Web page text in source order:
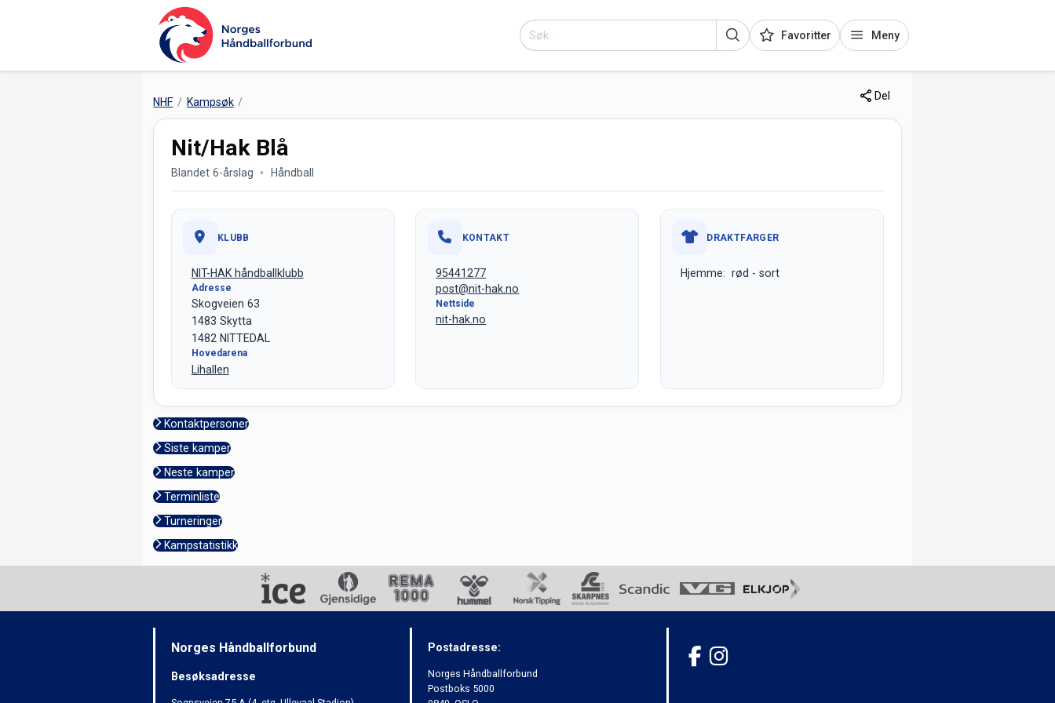
Favoritter Meny
NHF Kampsøk Del
Nit/Hak Blå
Blandet 6-årslag Håndball
KLUBB
NIT-HAK håndballklubb
Adresse
Skogveien 63
1483 Skytta
1482 NITTEDAL
Hovedarena
Lihallen
KONTAKT
95441277
post@nit-hak.no
Nettside
nit-hak.no
DRAKTFARGER
Hjemme: rød - sort
Kontaktpersoner
Siste kamper
Neste kamper
Terminliste
Turneringer
Kampstatistikk
Norges Håndballforbund
Besøksadresse
Postadresse:
Norges Håndballforbund
Postboks 5000